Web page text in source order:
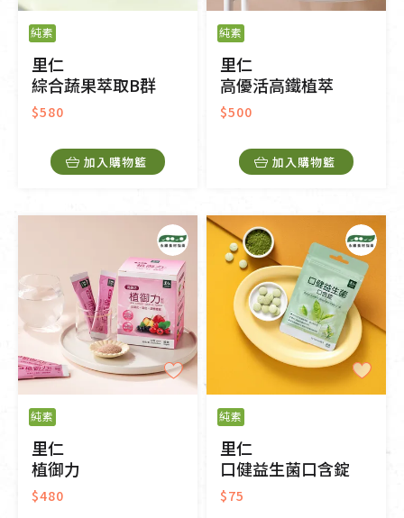
純素
里仁
綜合蔬果萃取B群
$580
加入購物籃
純素
里仁
高優活高鐵植萃
$500
加入購物籃
純素
里仁
植御力
$480
純素
里仁
口健益生菌口含錠
$75